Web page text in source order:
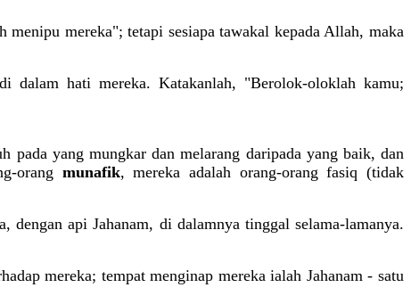
mereka"; tetapi sesiapa tawakal kepada Allah, maka
dalam hati mereka. Katakanlah, "Berolok-oloklah kamu;
pada yang mungkardan melarang daripada yang baik, dan
orang munafik, mereka adalah orang-orang fasiq (tidak
dengan api Jahanam, di dalamnya tinggal selama-lamanya.
mereka; tempat menginap mereka ialah Jahanam - satu